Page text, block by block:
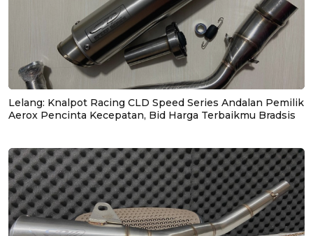
Lelang: Knalpot Racing CLD Speed Series Andalan Pemilik
Aerox Pencinta Kecepatan, Bid Harga Terbaikmu Bradsis